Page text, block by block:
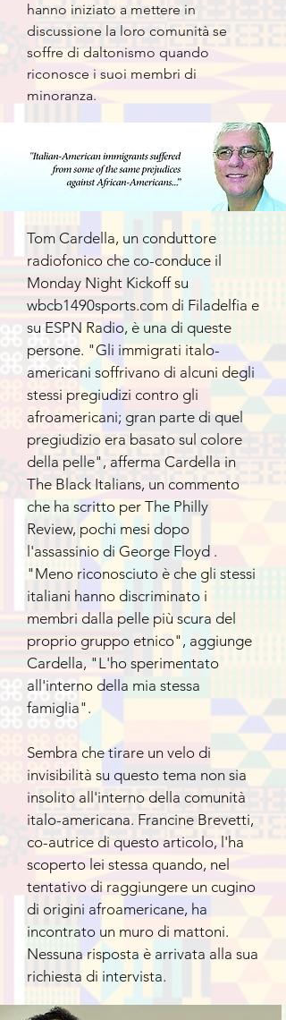
hanno iniziato a mettere in
discussione la loro comunità se
soffre di daltonismo quando
riconosce i suoi membri di
minoranza.
Tom Cardella, un conduttore
radiofonico che co-conduce il
Monday Night Kickoff su
wbcb1490sports.com di Filadelfia e
su ESPN Radio, è una di queste
persone. "Gli immigrati italo-
americani soffrivano di alcuni degli
stessi pregiudizi contro gli
afroamericani; gran parte di quel
pregiudizio era basato sul colore
della pelle", afferma Cardella in
The Black Italians, un commento
che ha scritto per The Philly
Review, pochi mesi dopo
l'assassinio di George Floyd .
"Meno riconosciuto è che gli stessi
italiani hanno discriminato i
membri dalla pelle più scura del
proprio gruppo etnico", aggiunge
Cardella, "L'ho sperimentato
all'interno della mia stessa
famiglia".
Sembra che tirare un velo di
invisibilità su questo tema non sia
insolito all'interno della comunità
italo-americana. Francine Brevetti,
co-autrice di questo articolo, l'ha
scoperto lei stessa quando, nel
tentativo di raggiungere un cugino
di origini afroamericane, ha
incontrato un muro di mattoni.
Nessuna risposta è arrivata alla sua
richiesta di intervista.